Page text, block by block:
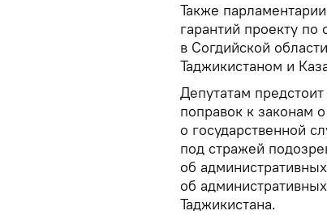
Также
гарантий проекту
в Согдийской
Таджикистаном и
Депутатам
поправок к законам
о государственной
под стражей
об
об
Таджикистана.